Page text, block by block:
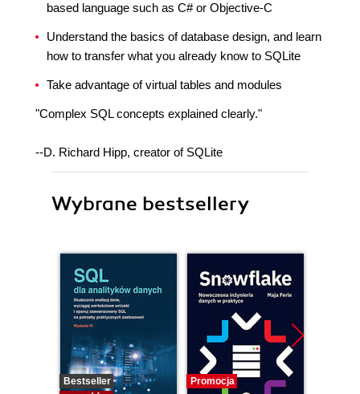
based language such as C# or Objective-C
Understand the basics of database design, and learn
how to transfer what you already know to SQLite
Take advantage of virtual tables and modules
"Complex SQL concepts explained clearly."
--D. Richard Hipp, creator of SQLite
Wybrane bestsellery
Bestseller
Promocja